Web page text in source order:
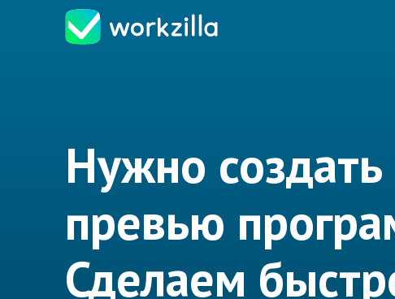
Нужно создать
превью
Сделаем